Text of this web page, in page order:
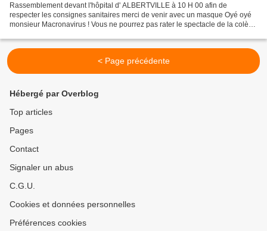
Rassemblement devant l'hôpital d' ALBERTVILLE à 10 H 00 afin de
respecter les consignes sanitaires merci de venir avec un masque Oyé oyé
monsieur Macronavirus ! Vous ne pourrez pas rater le spectacle de la colère!
< Page précédente
Hébergé par Overblog
Top articles
Pages
Contact
Signaler un abus
C.G.U.
Cookies et données personnelles
Préférences cookies